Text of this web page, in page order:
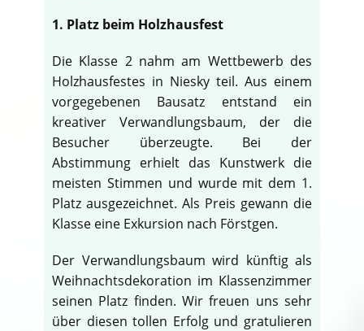
1. Platz beim Holzhausfest
Die Klasse 2 nahm am Wettbewerb des
Holzhausfestes in Niesky teil. Aus einem
vorgegebenen Bausatz entstand ein
kreativer Verwandlungsbaum, der die
Besucher überzeugte. Bei der
Abstimmung erhielt das Kunstwerk die
meisten Stimmen und wurde mit dem 1.
Platz ausgezeichnet. Als Preis gewann die
Klasse eine Exkursion nach Förstgen.
Der Verwandlungsbaum wird künftig als
Weihnachtsdekoration im Klassenzimmer
seinen Platz finden. Wir freuen uns sehr
über diesen tollen Erfolg und gratulieren